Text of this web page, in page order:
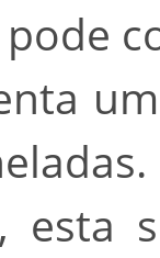
esta